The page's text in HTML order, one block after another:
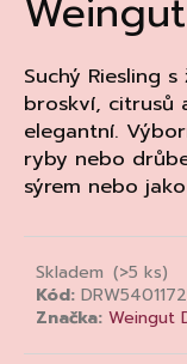
Suchý Riesling
broskví, citrusů
elegantní.
ryby nebo
sýrem nebo
Skladem (>5 ks)
Kód:
Značka: Weingut
a
j
í
t
?